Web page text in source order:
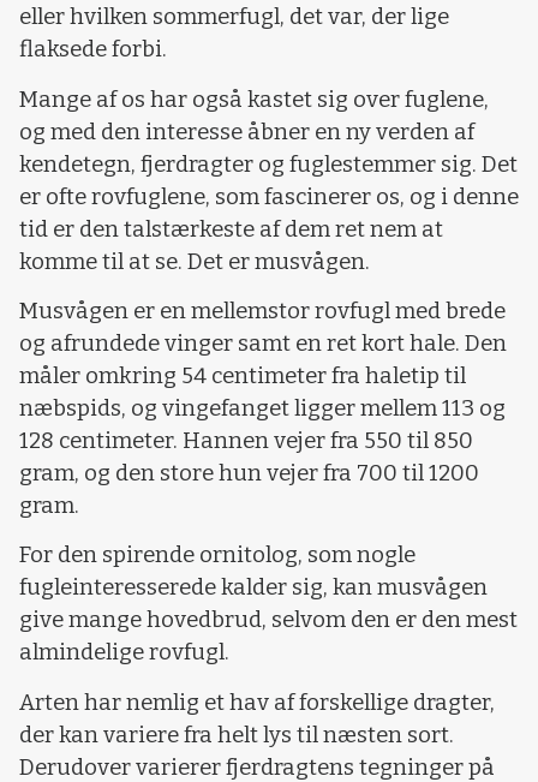
eller hvilken sommerfugl, det var, der lige
flaksede forbi.
Mange af os har også kastet sig over fuglene,
og med den interesse åbner en ny verden af
kendetegn, fjerdragter og fuglestemmer sig. Det
er ofte rovfuglene, som fascinerer os, og i denne
tid er den talstærkeste af dem ret nem at
komme til at se. Det er musvågen.
Musvågen er en mellemstor rovfugl med brede
og afrundede vinger samt en ret kort hale. Den
måler omkring 54 centimeter fra haletip til
næbspids, og vingefanget ligger mellem 113 og
128 centimeter. Hannen vejer fra 550 til 850
gram, og den store hun vejer fra 700 til 1200
gram.
For den spirende ornitolog, som nogle
fugleinteresserede kalder sig, kan musvågen
give mange hovedbrud, selvom den er den mest
almindelige rovfugl.
Arten har nemlig et hav af forskellige dragter,
der kan variere fra helt lys til næsten sort.
Derudover varierer fjerdragtens tegninger på